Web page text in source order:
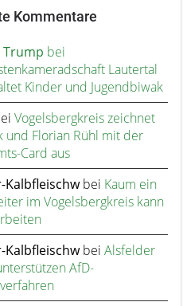
Kommentare
Trump bei
Lautertal
Kinder und Jugendbiwak
Vogelsbergkreis zeichnet
und Florian Rühl mit der
Card aus
Kalbfleischwbei Kaum ein
im Vogelsbergkreis kann
Kalbfleischwbei Alsfelder
AfD-